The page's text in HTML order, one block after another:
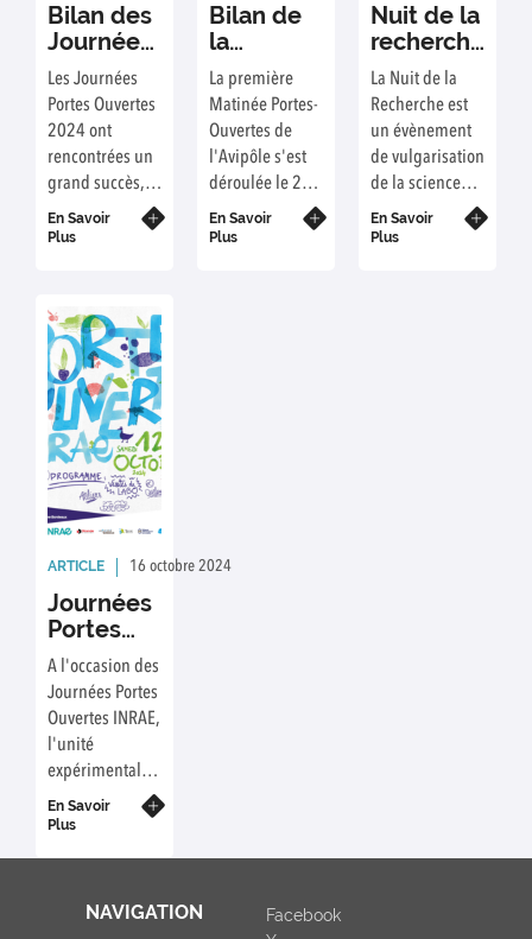
Bilan des
Journées
Portes
Ouvertes
2024
Les Journées
Portes Ouvertes
2024 ont
rencontrées un
grand succès,
découvrez ici
les images !
En Savoir
Plus
Bilan de
la
Matinée
Portes-
Ouvertes
de
l'Avipôle
La première
Matinée Portes-
Ouvertes de
l'Avipôle s'est
déroulée le 20
Mai 2025, en
voici le bilan.
En Savoir
Plus
Nuit de la
recherche
2025
La Nuit de la
Recherche est
un évènement
de vulgarisation
de la science
qui s'est
déroulé le 26-
En Savoir
Plus
ARTICLE 16 octobre 2024
Journées
Portes
Ouvertes
2024
A l'occasion des
Journées Portes
Ouvertes INRAE,
l'unité
expérimentale
AVIPOLE a tenu
un stand sur le
En Savoir
Plus
NAVIGATION
Facebook